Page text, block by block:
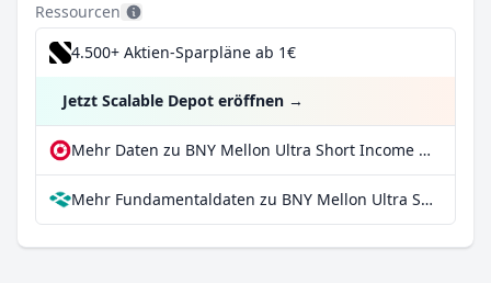
Ressourcen
4.500+ Aktien-Sparpläne ab 1€
Jetzt Scalable Depot eröffnen →
Mehr Daten zu BNY Mellon Ultra Short Income ETF bei extraETF
Mehr Fundamentaldaten zu BNY Mellon Ultra Short Income ETF bei Parqet